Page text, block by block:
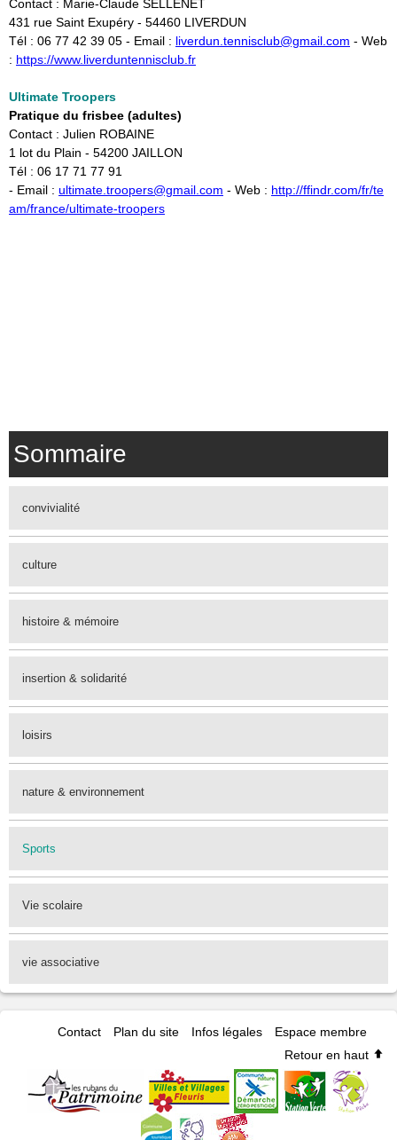
Contact : Marie-Claude SELLENET
431 rue Saint Exupéry - 54460 LIVERDUN
Tél : 06 77 42 39 05 - Email : liverdun.tennisclub@gmail.com - Web
: https://www.liverduntennisclub.fr
Ultimate Troopers
Pratique du frisbee (adultes)
Contact : Julien ROBAINE
1 lot du Plain - 54200 JAILLON
Tél : 06 17 71 77 91
- Email : ultimate.troopers@gmail.com - Web : http://ffindr.com/fr/te
am/france/ultimate-troopers
Sommaire
convivialité
culture
histoire & mémoire
insertion & solidarité
loisirs
nature & environnement
Sports
Vie scolaire
vie associative
Contact Plan du site Infos légales
Espace membre
Retour en haut